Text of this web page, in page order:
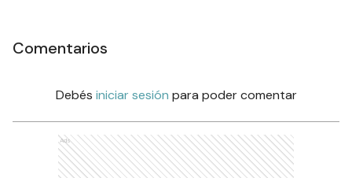
Comentarios
Debés iniciar sesión para poder comentar
Ads